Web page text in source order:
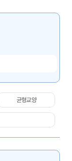
균형교양